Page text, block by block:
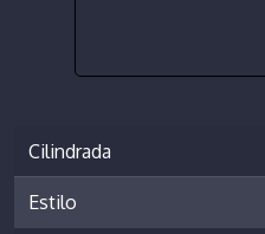
Cilindrada
Estilo